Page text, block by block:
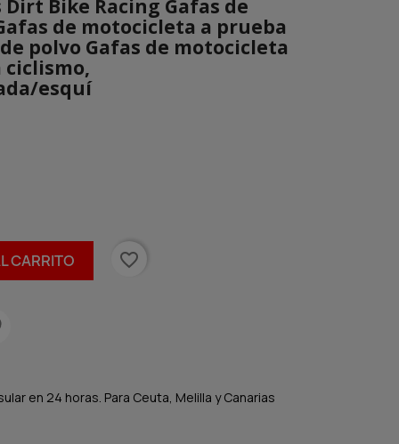
Bike Racing Gafas de
de motocicleta a prueba
polvo Gafas de motocicleta
esquí
CARRITO favorite_border
en 24 horas. Para Ceuta, Melilla y Canarias